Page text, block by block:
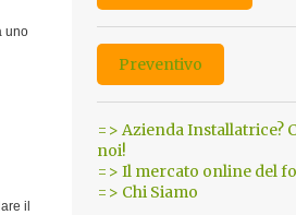
uno
il
Preventivo
=> Azienda Installatrice?
noi!
=> Il mercato online del
=> Chi Siamo